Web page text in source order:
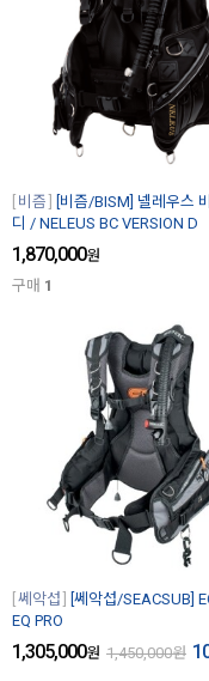
비즘
[비즘/BISM] 넬레우스
디 / NELEUS BC VERSION D
1,870,000원
구매 1
쎄악섭
[쎄악섭/SEACSUB]
EQ PRO
1,305,000원 1,450,000원